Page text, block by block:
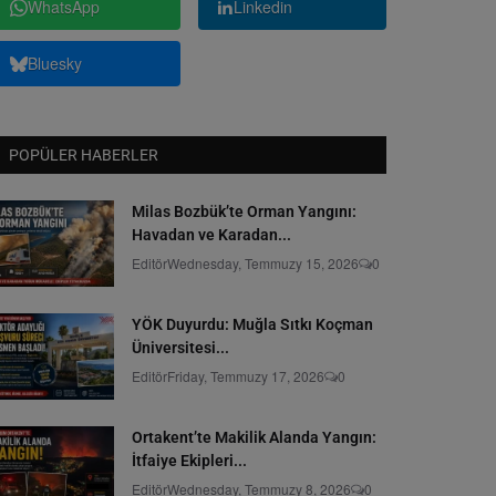
WhatsApp Linkedin
Bluesky
POPÜLER HABERLER
Milas Bozbük’te Orman Yangını:
Havadan ve Karadan...
EditörWednesday, Temmuzy 15, 2026 0
YÖK Duyurdu: Muğla Sıtkı Koçman
Üniversitesi...
EditörFriday, Temmuzy 17, 2026 0
Ortakent’te Makilik Alanda Yangın:
İtfaiye Ekipleri...
EditörWednesday, Temmuzy 8, 2026 0